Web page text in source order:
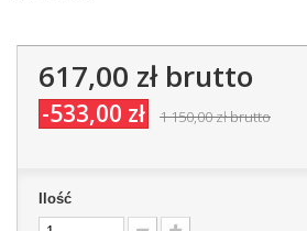
617,00 złbrutto
-533,00 zł 1 150,00 złbrutto
Ilość